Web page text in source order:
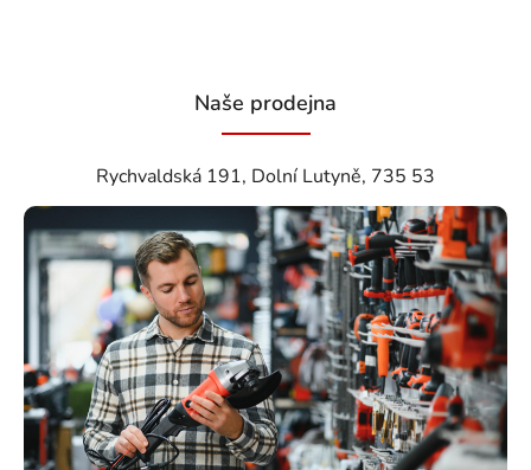
Naše prodejna
Rychvaldská 191, Dolní Lutyně, 735 53